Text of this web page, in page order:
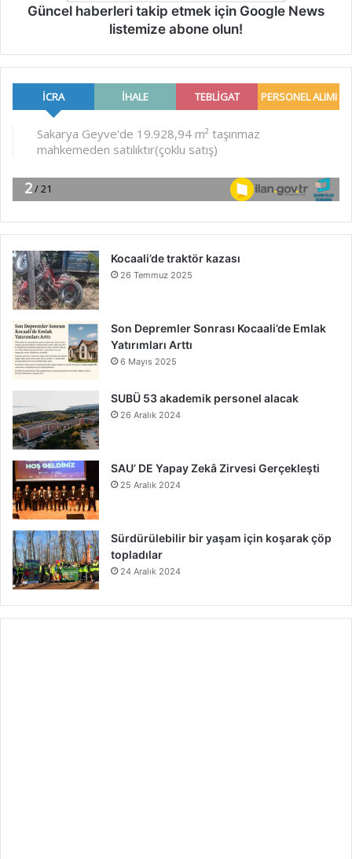
Güncel haberleri takip etmek için Google News
listemize abone olun!
Kocaali’de traktör kazası
26 Temmuz 2025
Son Depremler Sonrası Kocaali’de Emlak
Yatırımları Arttı
6 Mayıs 2025
SUBÜ 53 akademik personel alacak
26 Aralık 2024
SAU’ DE Yapay Zekâ Zirvesi Gerçekleşti
25 Aralık 2024
Sürdürülebilir bir yaşam için koşarak çöp
topladılar
24 Aralık 2024